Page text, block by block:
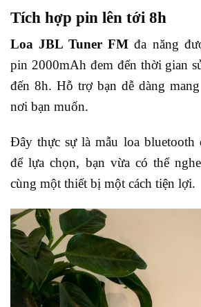
Tích hợp pin lên tới 8h
Loa JBL Tuner FM đa năng
pin 2000mAh đem đến thời gian
đến 8h. Hỗ trợ bạn dễ dàng
nơi bạn muốn.
Đây thực sự là mẫu loa bluetooth
để lựa chọn, bạn vừa có thể
cùng một thiết bị một cách tiện lợi.